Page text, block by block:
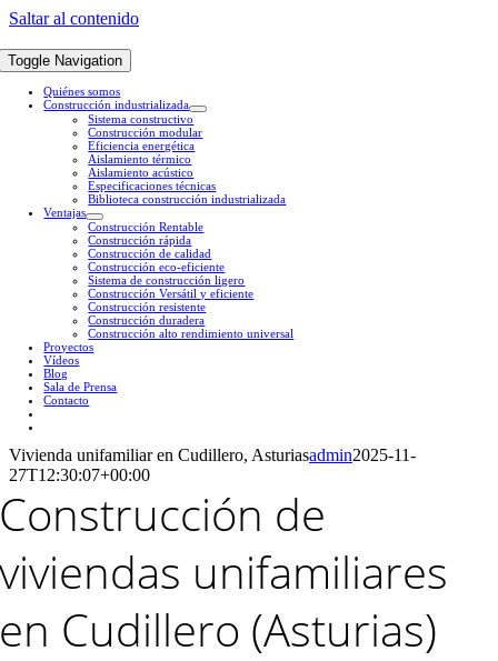
Saltar al contenido
Toggle Navigation
Quiénes somos
Construcción industrializada
Sistema constructivo
Construcción modular
Eficiencia energética
Aislamiento térmico
Aislamiento acústico
Especificaciones técnicas
Biblioteca construcción industrializada
Ventajas
Construcción Rentable
Construcción rápida
Construcción de calidad
Construcción eco-eficiente
Sistema de construcción ligero
Construcción Versátil y eficiente
Construcción resistente
Construcción duradera
Construcción alto rendimiento universal
Proyectos
Vídeos
Blog
Sala de Prensa
Contacto
Vivienda unifamiliar en Cudillero, Asturiasadmin2025-11-
27T12:30:07+00:00
Construcción de
viviendas unifamiliares
en Cudillero (Asturias)